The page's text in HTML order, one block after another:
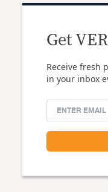
Get
Receive fresh
in your inbox